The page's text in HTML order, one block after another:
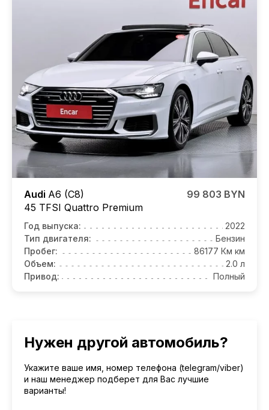
Audi A6 (C8)
45 TFSI Quattro Premium
99 803 BYN
Год выпуска:
2022
Тип двигателя:
Бензин
Пробег:
86177 Км км
Объем:
2.0 л
Привод:
Полный
Нужен другой автомобиль?
Укажите ваше имя, номер телефона (telegram/viber)
и наш менеджер подберет для Вас лучшие
варианты!